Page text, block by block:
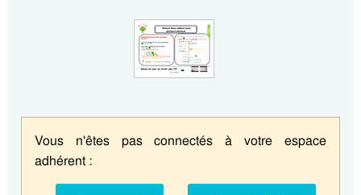
Vous n'êtes pas connectés à votre espace
adhérent :